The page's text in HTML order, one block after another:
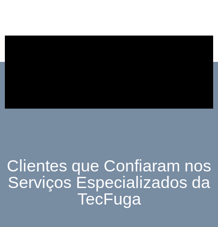
Clientes que Confiaram nos
Serviços Especializados da
TecFuga